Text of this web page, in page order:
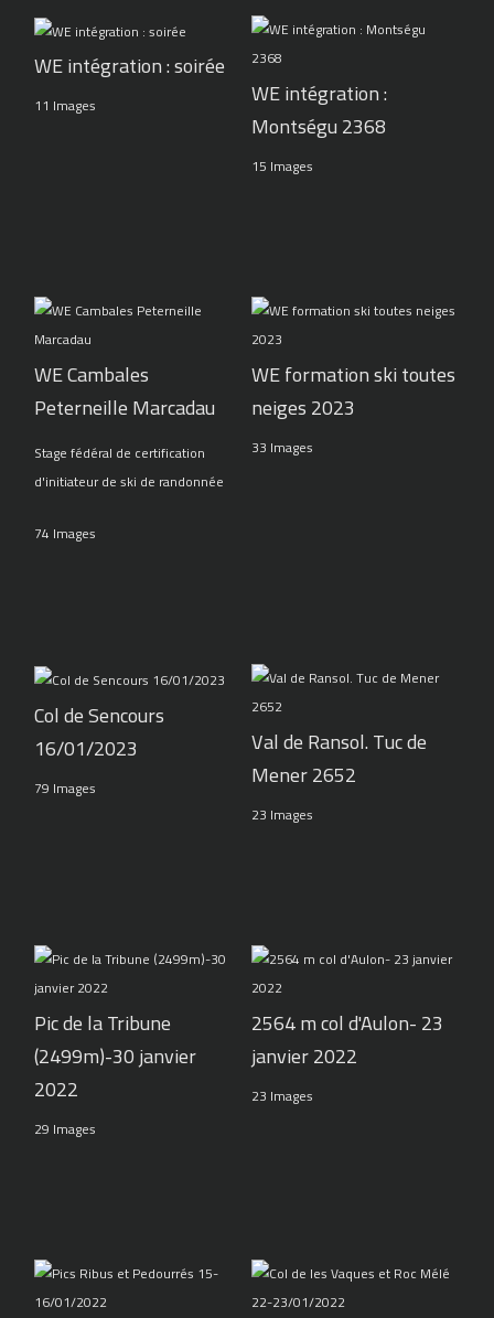
WE intégration : soirée
11 Images
WE intégration :
Montségu 2368
15 Images
WE Cambales
Peterneille Marcadau
Stage fédéral de certification
d'initiateur de ski de randonnée
74 Images
WE formation ski toutes
neiges 2023
33 Images
Col de Sencours
16/01/2023
79 Images
Val de Ransol. Tuc de
Mener 2652
23 Images
Pic de la Tribune
(2499m)-30 janvier
2022
29 Images
2564 m col d'Aulon- 23
janvier 2022
23 Images